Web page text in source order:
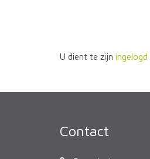
U dient te zijn ingelogd
Contact